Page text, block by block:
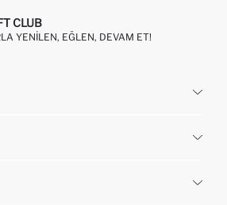
CLUB
YENILEN, EĞLEN, DEVAM ET!
EDERIM?